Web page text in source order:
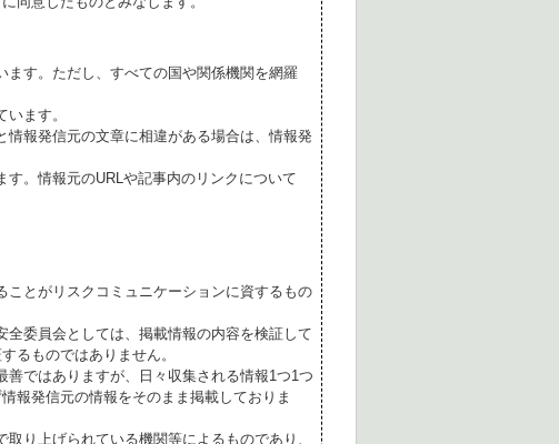
す。ただし、すべての国や関係機関を網羅
ます。
報発信元の文章に相違がある場合は、情報発
。情報元のURLや記事内のリンクについて
とがリスクコミュニケーションに資するもの
委員会としては、掲載情報の内容を検証して
るものではありません。
ではありますが、日々収集される情報1つ1つ
報発信元の情報をそのまま掲載しておりま
り上げられている機関等によるものであり、